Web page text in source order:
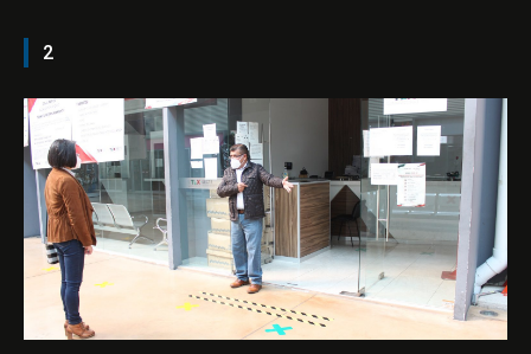
2